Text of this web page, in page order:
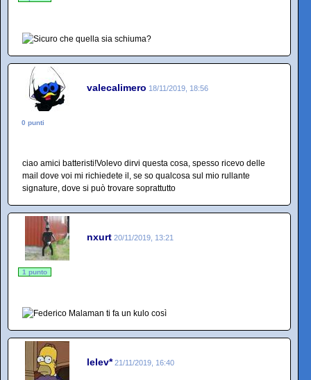
valecalimero 18/11/2019, 18:56
0 punti
ciao amici batteristi!Volevo dirvi questa cosa, spesso ricevo delle
mail dove voi mi richiedete il, se so qualcosa sul mio rullante
signature, dove si può trovare soprattutto
nxurt 20/11/2019, 13:21
1 punto
lelev* 21/11/2019, 16:40